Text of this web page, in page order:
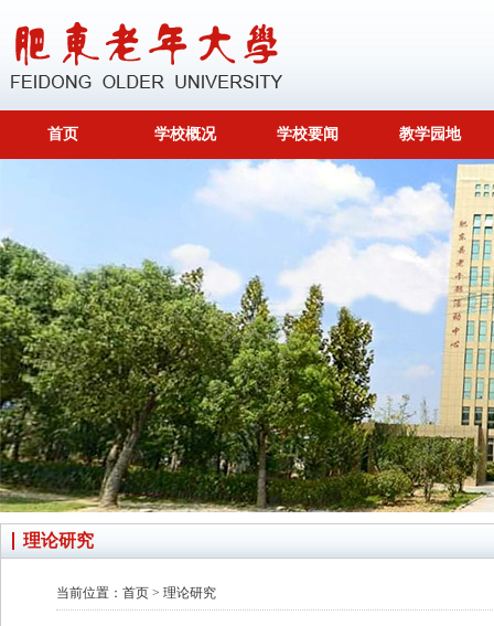
首页 学校概况 学校要闻 教学园地
理论研究
当前位置： 首页 > 理论研究